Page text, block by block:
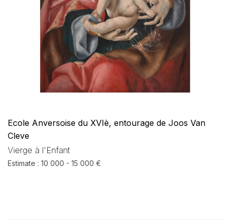
Ecole Anversoise du XVIè, entourage de Joos Van
Cleve
Vierge à l'Enfant
Estimate : 10 000 - 15 000 €